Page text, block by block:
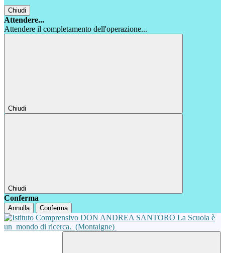
Chiudi
Attendere...
Attendere il completamento dell'operazione...
Chiudi
Chiudi
Conferma
Annulla Conferma
La Scuola è
un mondo di ricerca. (Montaigne)